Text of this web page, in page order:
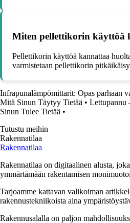
Miten pellettikorin käyttöä
Pellettikorin käyttöä kannattaa
varmistetaan pellettikorin
Infrapunalämpömittarit: Opas parhaan
Mitä Sinun Täytyy Tietää • Lettupannu
Sinun Tulee Tietää •
Tutustu meihin
Rakennatilaa
Rakennatilaa
Rakennatilaa on digitaalinen alusta,
ymmärtämään rakentamisen
Tarjoamme kattavan valikoiman
rakennustekniikoista aina
Rakennusalalla on paljon